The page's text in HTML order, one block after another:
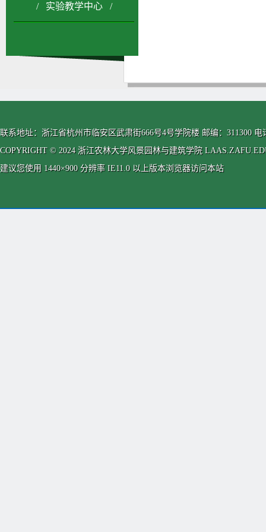
/ 实验教学中心 /
联系地址：浙江省杭州市临安区武肃街666号4号学院楼 邮编：311300 电
COPYRIGHT © 2024 浙江农林大学风景园林与建筑学院
建议您使用 1440×900 分辨率 IE11.0 以上版本浏览器访问本站